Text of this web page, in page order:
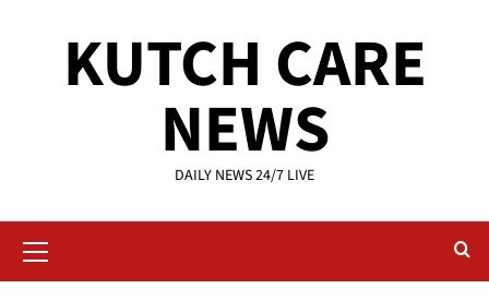
KUTCH CARE
NEWS
DAILY NEWS 24/7 LIVE
Menu